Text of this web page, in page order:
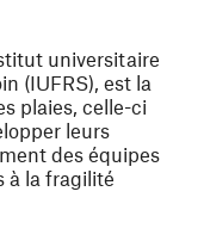
universitaire
(IUFRS), est la
plaies, celle-ci
leurs
des équipes
à la fragilité